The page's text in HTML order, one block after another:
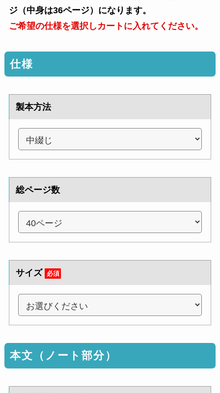
ジ（中身は36ページ）になります。
ご希望の仕様を選択しカートに入れてください。
仕様
製本方法
総ページ数
サイズ 必須
本文（ノート部分）